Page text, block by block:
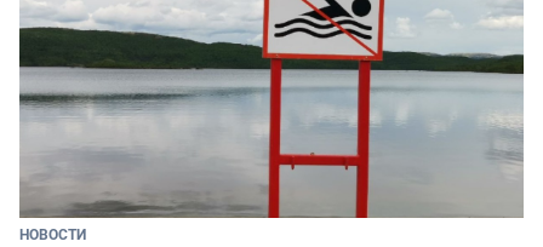
НОВОСТИ